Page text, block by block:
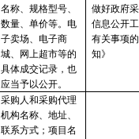
名称、规格型号、
数量、单价等。电
子卖场、电子商
城、网上超市等的
具体成交记录，也
应当予以公开。
做好政府
信息公开
有关事项
知》
采购人和采购代理
机构名称、地址、
联系方式；项目名